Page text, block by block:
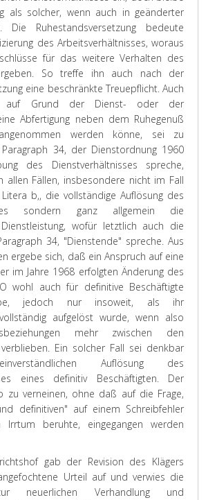
als solcher, wenn auch in geänderter
Die Ruhestandsversetzung bedeute
des Arbeitsverhältnisses, woraus
für das weitere Verhalten des
So treffe ihn auch nach der
eine beschränkte Treuepflicht. Auch
auf Grund der Dienst- oder der
Abfertigung neben dem Ruhegenuß
werden könne, sei zu
34, der Dienstordnung 1960
des Dienstverhältnisses spreche,
allen Fällen, insbesondere nicht im Fall
b,, die vollständige Auflösung des
sondern ganz allgemein die
wofür letztlich auch die
34, "Dienstende" spreche. Aus
ergebe sich, daß ein Anspruch auf eine
im Jahre 1968 erfolgten Änderung des
wohl auch für definitive Beschäftigte
jedoch nur insoweit, als ihr
aufgelöst wurde, wenn also
mehr zwischen den
Ein solcher Fall sei denkbar
Auflösung des
eines definitiv Beschäftigten. Der
zu verneinen, ohne daß auf die Frage,
definitiven" auf einem Schreibfehler
beruhte, eingegangen werden
gab der Revision des Klägers
Urteil auf und verwies die
neuerlichen Verhandlung und